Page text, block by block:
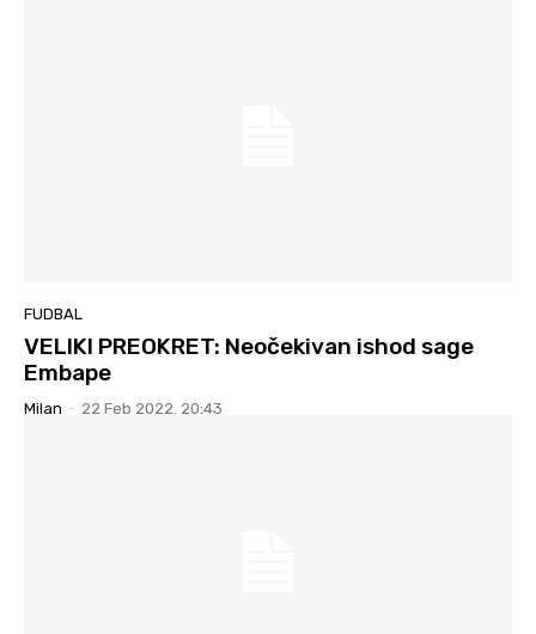
FUDBAL
VELIKI PREOKRET: Neočekivan ishod sage
Embape
Milan - 22 Feb 2022. 20:43